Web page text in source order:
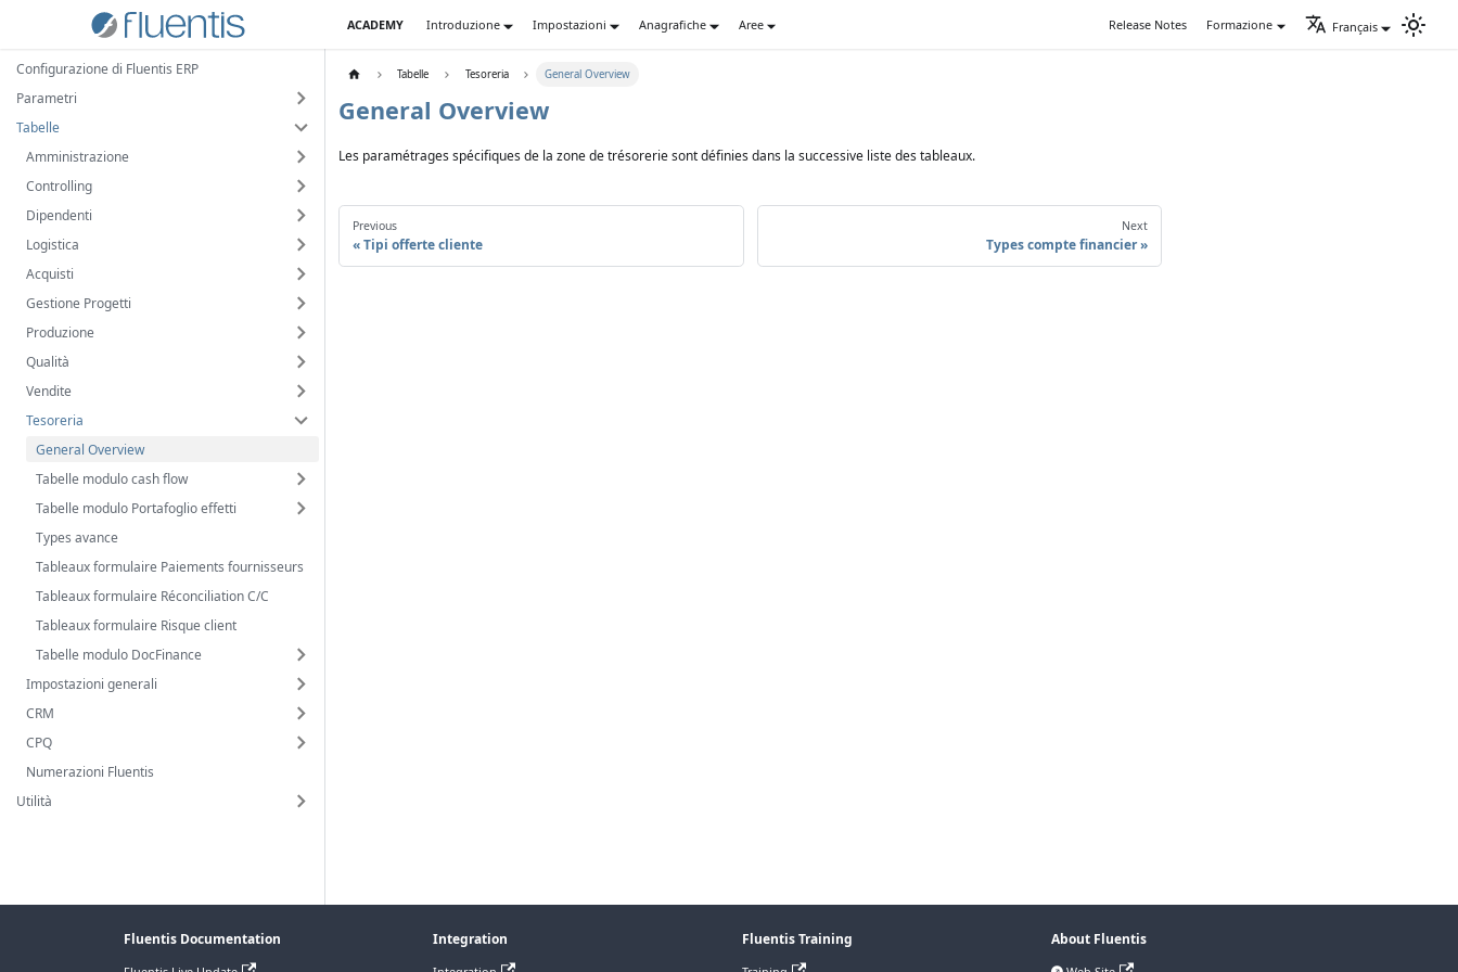
ACADEMY Introduzione Impostazioni Anagrafiche Aree Release Notes Formazione Français
Configurazione di Fluentis ERP
Parametri
Tabelle
Amministrazione
Controlling
Dipendenti
Logistica
Acquisti
Gestione Progetti
Produzione
Qualità
Vendite
Tesoreria
General Overview
Tabelle modulo cash flow
Tabelle modulo Portafoglio effetti
Types avance
Tableaux formulaire Paiements fournisseurs
Tableaux formulaire Réconciliation C/C
Tableaux formulaire Risque client
Tabelle modulo DocFinance
Impostazioni generali
CRM
CPQ
Numerazioni Fluentis
Utilità
Tabelle Tesoreria General Overview
General Overview
Les paramétrages spécifiques de la zone de trésorerie sont définies dans la successive liste des tableaux.
Previous
Tipi offerte cliente
Next
Types compte financier
Fluentis Documentation Integration Fluentis Training About Fluentis